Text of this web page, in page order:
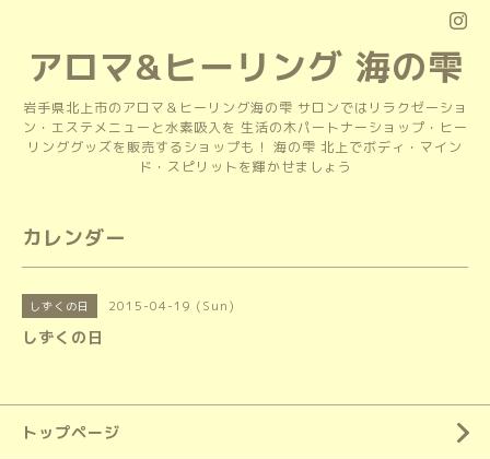
アロマ&ヒーリング 海の雫
岩手県北上市のアロマ＆ヒーリング海の雫 サロンではリラクゼーショ
ン・エステメニューと水素吸入を 生活の木パートナーショップ・ヒー
リンググッズを販売するショップも！ 海の雫 北上でボディ・マイン
ド・スピリットを輝かせましょう
カレンダー
しずくの日 2015-04-19 (Sun)
しずくの日
トップページ